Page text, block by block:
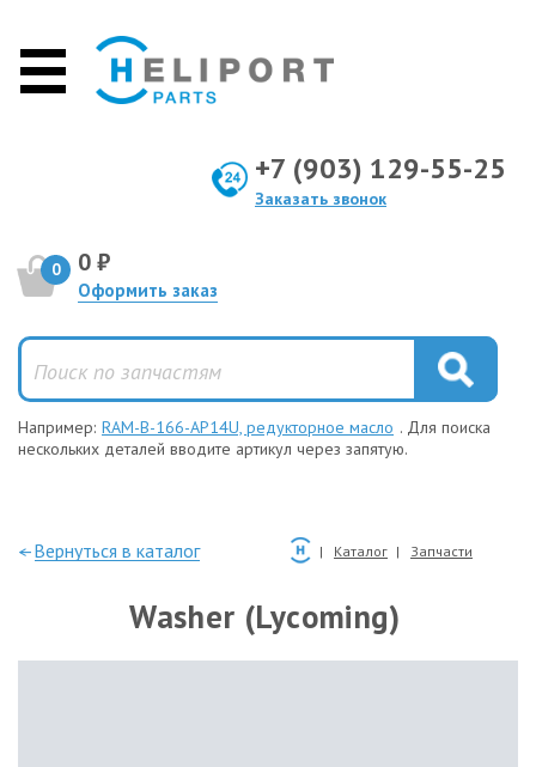
+7 (903) 129-55-25
Заказать звонок
0 0 ₽
Оформить заказ
Например: RAM-B-166-AP14U, редукторное масло . Для поиска
нескольких деталей вводите артикул через запятую.
—Вернуться в каталог Каталог Запчасти
Washer (Lycoming)